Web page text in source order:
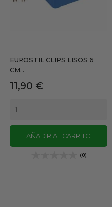
EUROSTIL CLIPS LISOS 6
CM...
Precio
11,90 €
AÑADIR AL CARRITO
(0)